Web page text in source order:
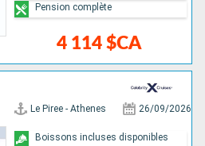
4 114 $CA
Pension complète
Le Piree - Athenes 26/09/2026
Boissons incluses disponibles